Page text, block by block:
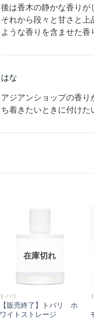
後は香木の静かな香りが
それから段々と甘さと
ような香りを含ませた香
はな
アジアンショップの香
ち着きたいときに付けた
在庫切れ
トバリ
【販売終了】トバリ ホ
ワイトストレージ